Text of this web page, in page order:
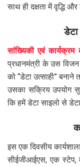
साथ ही दक्षता में वृद्धि
डेटा
सांख्यिकी एवं कार्यक्रम
प्रधानमंत्री के उस
को “डेटा उत्साही”
उसका सक्रिय उपयोग
कि हमें डेटा साइलो से
इस एक दिवसीय
सीईजीआईएस, एक स्टेप,